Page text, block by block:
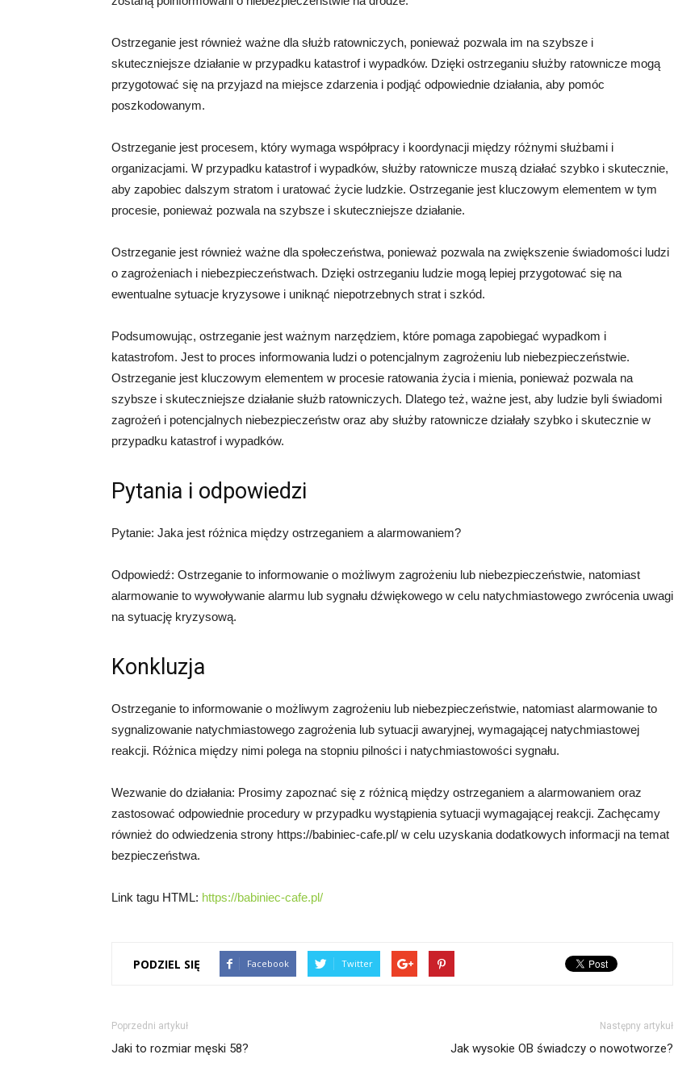
Ostrzeganie jest również ważne dla służb ratowniczych, ponieważ pozwala im na szybsze i
skuteczniejsze działanie w przypadku katastrof i wypadków. Dzięki ostrzeganiu służby ratownicze mogą
przygotować się na przyjazd na miejsce zdarzenia i podjąć odpowiednie działania, aby pomóc
poszkodowanym.
Ostrzeganie jest procesem, który wymaga współpracy i koordynacji między różnymi służbami i
organizacjami. W przypadku katastrof i wypadków, służby ratownicze muszą działać szybko i skutecznie,
aby zapobiec dalszym stratom i uratować życie ludzkie. Ostrzeganie jest kluczowym elementem w tym
procesie, ponieważ pozwala na szybsze i skuteczniejsze działanie.
Ostrzeganie jest również ważne dla społeczeństwa, ponieważ pozwala na zwiększenie świadomości ludzi
o zagrożeniach i niebezpieczeństwach. Dzięki ostrzeganiu ludzie mogą lepiej przygotować się na
ewentualne sytuacje kryzysowe i uniknąć niepotrzebnych strat i szkód.
Podsumowując, ostrzeganie jest ważnym narzędziem, które pomaga zapobiegać wypadkom i
katastrofom. Jest to proces informowania ludzi o potencjalnym zagrożeniu lub niebezpieczeństwie.
Ostrzeganie jest kluczowym elementem w procesie ratowania życia i mienia, ponieważ pozwala na
szybsze i skuteczniejsze działanie służb ratowniczych. Dlatego też, ważne jest, aby ludzie byli świadomi
zagrożeń i potencjalnych niebezpieczeństw oraz aby służby ratownicze działały szybko i skutecznie w
przypadku katastrof i wypadków.
Pytania i odpowiedzi
Pytanie: Jaka jest różnica między ostrzeganiem a alarmowaniem?
Odpowiedź: Ostrzeganie to informowanie o możliwym zagrożeniu lub niebezpieczeństwie, natomiast
alarmowanie to wywoływanie alarmu lub sygnału dźwiękowego w celu natychmiastowego zwrócenia uwagi
na sytuację kryzysową.
Konkluzja
Ostrzeganie to informowanie o możliwym zagrożeniu lub niebezpieczeństwie, natomiast alarmowanie to
sygnalizowanie natychmiastowego zagrożenia lub sytuacji awaryjnej, wymagającej natychmiastowej
reakcji. Różnica między nimi polega na stopniu pilności i natychmiastowości sygnału.
Wezwanie do działania: Prosimy zapoznać się z różnicą między ostrzeganiem a alarmowaniem oraz
zastosować odpowiednie procedury w przypadku wystąpienia sytuacji wymagającej reakcji. Zachęcamy
również do odwiedzenia strony https://babiniec-cafe.pl/ w celu uzyskania dodatkowych informacji na temat
bezpieczeństwa.
Link tagu HTML: https://babiniec-cafe.pl/
PODZIEL SIĘ Facebook Twitter
Poprzedni artykuł
Jaki to rozmiar męski 58?
Następny artykuł
Jak wysokie OB świadczy o nowotworze?